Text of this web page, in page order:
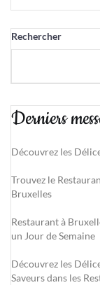
Rechercher
Derniers
Découvrez les
Trouvez le
Bruxelles
Restaurant à
un Jour de Semaine
Découvrez les
Saveurs dans les